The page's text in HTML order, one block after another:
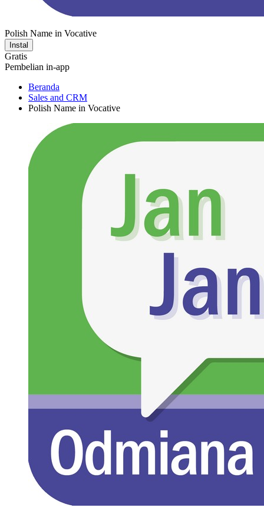
Polish Name in Vocative
Instal
Gratis
Pembelian in-app
Beranda
Sales and CRM
Polish Name in Vocative